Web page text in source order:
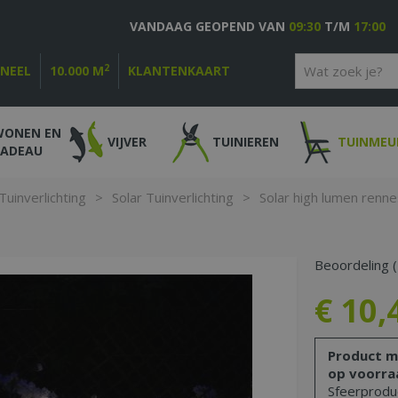
> Solar Tuinverlichting > Solar high lumen
10.000 M2 KLANTENKAART
VANDAAG GEOPEND VAN 09:30 T/M 17:00
EN
VIJVER TUINIEREN
Beoordeling
€ 10,
Product
op